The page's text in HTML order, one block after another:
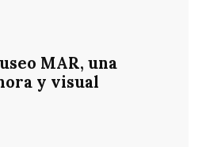
MAR, una
y visual